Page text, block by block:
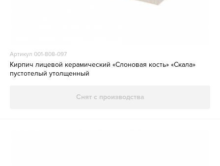
Артикул 001-808-097
Кирпич лицевой керамический «Слоновая кость» «Скала»
пустотелый утолщенный
Снят с производства